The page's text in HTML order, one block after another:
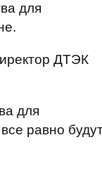
для
ДТЭК
для
равно